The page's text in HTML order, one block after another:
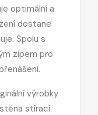
optimální a
dostane
Spolu s
zipem pro
výrobky
stírací